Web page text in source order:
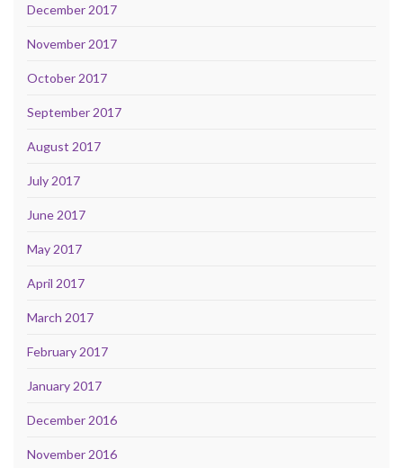
December 2017
November 2017
October 2017
September 2017
August 2017
July 2017
June 2017
May 2017
April 2017
March 2017
February 2017
January 2017
December 2016
November 2016